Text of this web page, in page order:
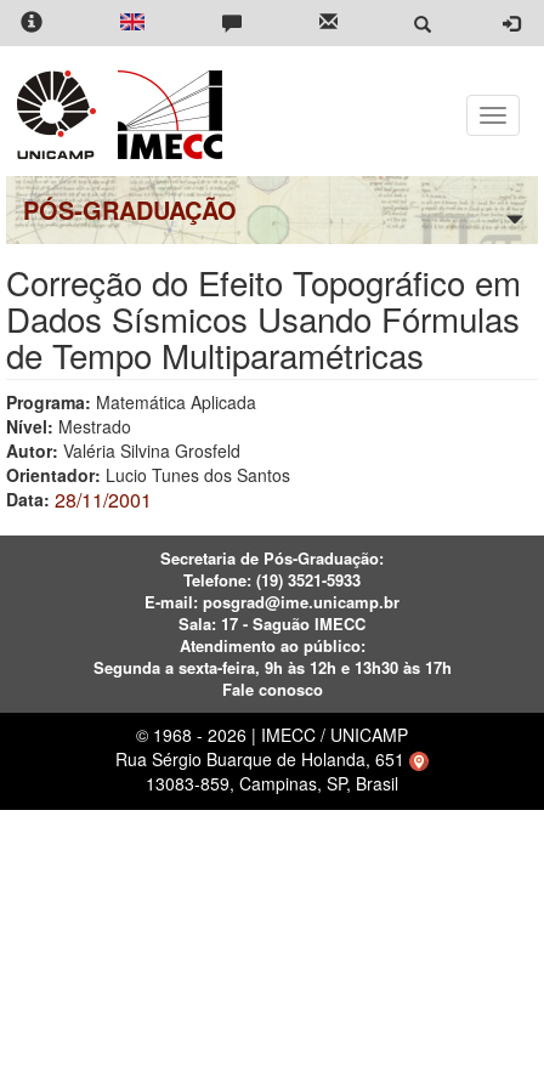
Pular
para
conteúdo
principal
Toggle
PÓS-GRADUAÇÃO
Correção do Efeito Topográfico em
Dados Sísmicos Usando Fórmulas
de Tempo Multiparamétricas
Programa: Matemática Aplicada
Nível: Mestrado
Autor: Valéria Silvina Grosfeld
Orientador: Lucio Tunes dos Santos
Data: 28/11/2001
Secretaria de Pós-Graduação:
Telefone: (19) 3521-5933
E-mail: posgrad@ime.unicamp.br
Sala: 17 - Saguão IMECC
Atendimento ao público:
Segunda a sexta-feira, 9h às 12h e 13h30 às 17h
Fale conosco
© 1968 - 2026 | IMECC / UNICAMP
Rua Sérgio Buarque de Holanda, 651
13083-859, Campinas, SP, Brasil